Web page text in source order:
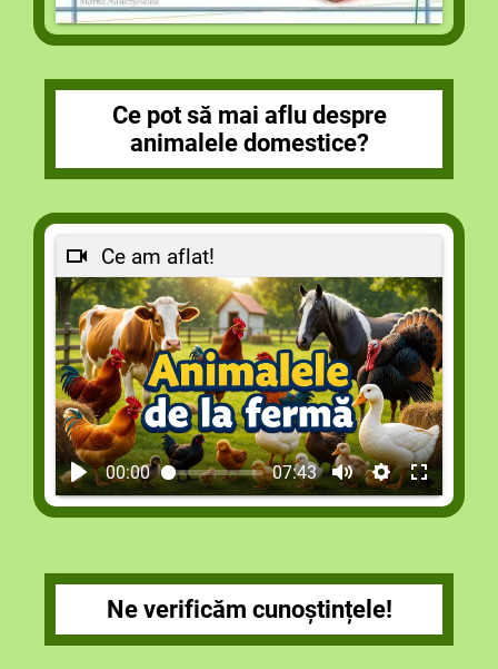
Ce pot să mai aflu despre
animalele domestice?
Ce am aflat!
00:00 07:43
Ne verificăm cunoștințele!